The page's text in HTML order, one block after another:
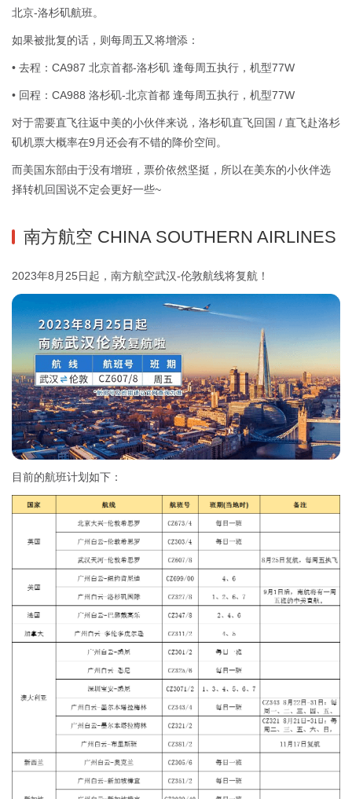
北京-洛杉矶航班。
如果被批复的话，则每周五又将增添：
• 去程：CA987 北京首都-洛杉矶 逢每周五执行，机型77W
• 回程：CA988 洛杉矶-北京首都 逢每周五执行，机型77W
对于需要直飞往返中美的小伙伴来说，洛杉矶直飞回国 / 直飞赴洛杉
矶机票大概率在9月还会有不错的降价空间。
而美国东部由于没有增班，票价依然坚挺，所以在美东的小伙伴选
择转机回国说不定会更好一些~
南方航空 CHINA SOUTHERN AIRLINES
2023年8月25日起，南方航空武汉-伦敦航线将复航！
目前的航班计划如下：